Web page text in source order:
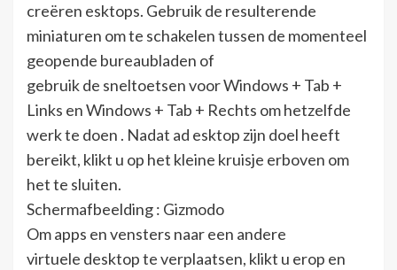
creëren esktops. Gebruik de resulterende
miniaturen om te schakelen tussen de momenteel
geopende bureaubladen of
gebruik de sneltoetsen voor Windows + Tab +
Links en Windows + Tab + Rechts om hetzelfde
werk te doen . Nadat ad esktop zijn doel heeft
bereikt, klikt u op het kleine kruisje erboven om
het te sluiten.
Schermafbeelding : Gizmodo
Om apps en vensters naar een andere
virtuele desktop te verplaatsen, klikt u erop en